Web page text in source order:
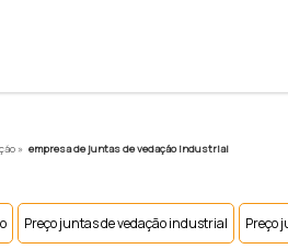
» empresa de juntas de vedação industrial
Preço juntas de vedação industrial Preço